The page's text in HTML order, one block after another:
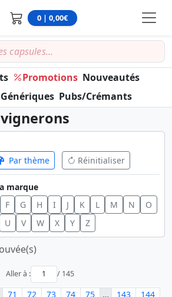
0 | 0,00€
Promotions Nouveautés
Génériques Pubs/Crémants
Par thème Réinitialiser
marque
F G H I J K L M N
O
U V W X Y Z
Aller à : / 145
71 72 73 74 75 … 143
144